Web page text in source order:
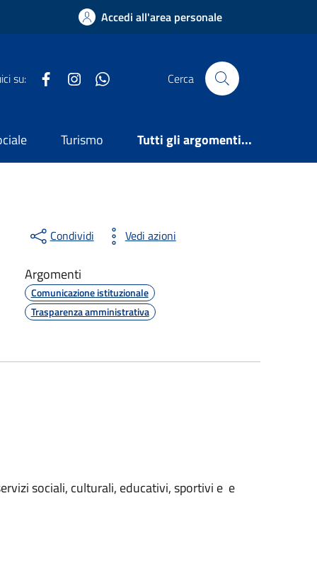
Accedi all'area personale
su: FacebookInstagram Cerca
Turismo Tutti gli argomenti...
Condividi Vedi azioni
Argomenti
Comunicazione istituzionale
Trasparenza amministrativa
sociali, culturali, educativi, sportivi e e